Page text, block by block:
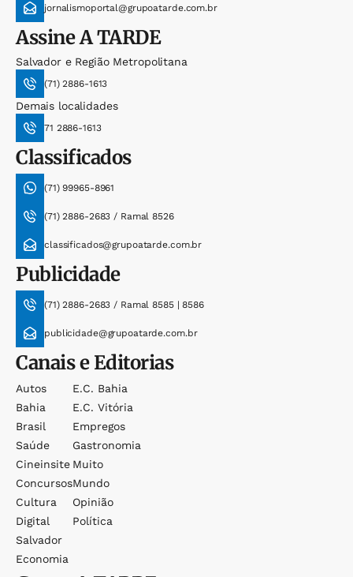
jornalismoportal@grupoatarde.com.br
AssineA TARDE
Salvador e Região Metropolitana
(71) 2886-1613
Demais localidades
71 2886-1613
Classificados
(71) 99965-8961
(71) 2886-2683 / Ramal 8526
classificados@grupoatarde.com.br
Publicidade
(71) 2886-2683 / Ramal 8585 | 8586
publicidade@grupoatarde.com.br
Canais e Editorias
Autos
Bahia
Brasil
Saúde
Cineinsite
Concursos
Cultura
Digital
Salvador
Economia
E.c. Bahia
E.c. Vitória
Empregos
Gastronomia
Muito
Mundo
Opinião
Política